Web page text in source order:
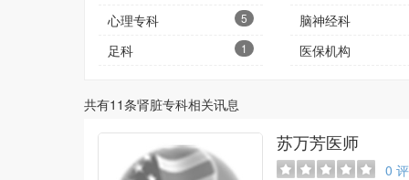
心理专科 5 脑神经科
足科 1 医保机构
共有11条肾脏专科相关讯息
苏万芳医师
0